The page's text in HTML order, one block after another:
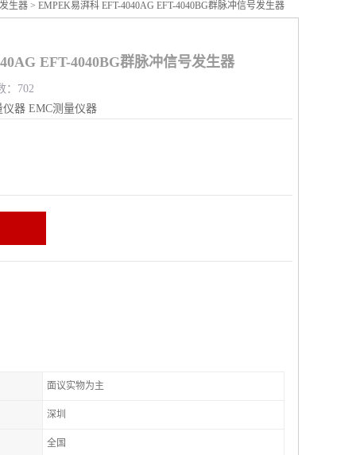
生器 > EMPEK易湃科 EFT-4040AG EFT-4040BG群脉冲信号发生器
EFT-4040BG群脉冲信号发生器
：702
仪器 EMC测量仪器
面议实物为主
深圳
全国